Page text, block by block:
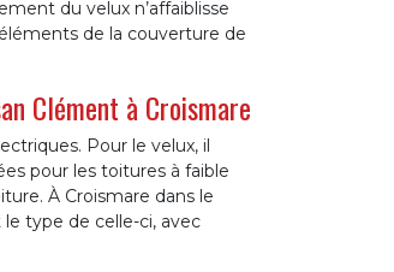
du velux n’affaiblisse
de la couverture de
Clément à Croismare
Pour le velux, il
pour les toitures à faible
À Croismare dans le
type de celle-ci, avec